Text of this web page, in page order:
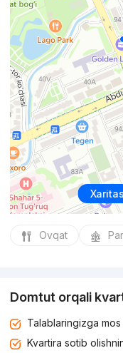
Ovqat
Domtut orqali
Talablaringizga
Kvartira sotib